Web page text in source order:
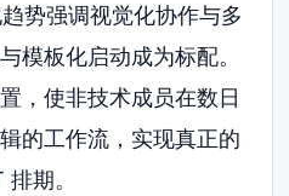
势强调视觉化协作与多
模板化启动成为标配。
，使非技术成员在数日
的工作流，实现真正的
期。